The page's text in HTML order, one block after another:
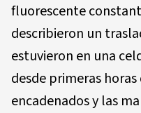
fluorescente
describieron un
estuvieron en una
desde primeras
encadenados y las